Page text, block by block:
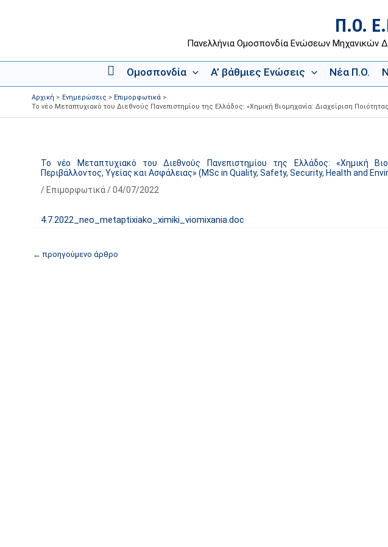
Π.Ο.
Πανελλήνια Ομοσπονδία Ενώσεων
Α
χ
ι
Ομοσπονδία Α’ βάθμιες Ενώσεις Νέα Π.Ο.
Αρχική Ενημερώσεις
Επιμορφωτικά
Το νέο Μεταπτυχιακό του Διεθνούς Πανεπιστημίου της Ελλάδος: «Χημική Βιομηχανία: Διαχείριση
Το νέο Μεταπτυχιακό του Διεθνούς Πανεπιστημίου της Ελλάδος: «Χημική
Περιβάλλοντος, Υγείας και Ασφάλειας» (MSc in Quality, Safety, Security, Health and
/ Επιμορφωτικά/04/07/2022
4.7.2022_neo_metaptixiako_ximiki_viomixania.doc
← προηγούμενο άρθρο